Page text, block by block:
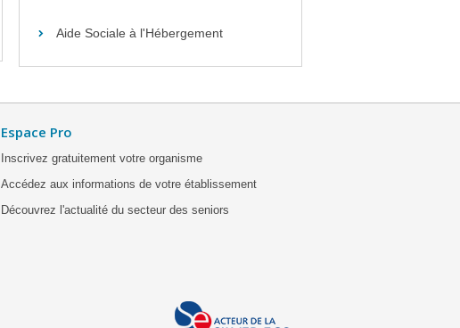
Aide Sociale à l'Hébergement
Espace Pro
Inscrivez gratuitement votre organisme
Accédez aux informations de votre établissement
Découvrez l'actualité du secteur des seniors